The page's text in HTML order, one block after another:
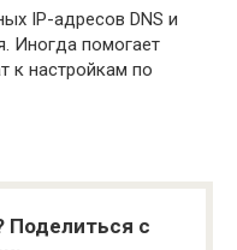
IP-адресов DNS и
Иногда помогает
к настройкам по
Поделиться с